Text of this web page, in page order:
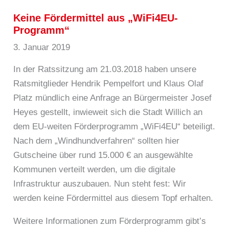
Keine Fördermittel aus „WiFi4EU-
Programm“
3. Januar 2019
In der Ratssitzung am 21.03.2018 haben unsere
Ratsmitglieder Hendrik Pempelfort und Klaus Olaf
Platz mündlich eine Anfrage an Bürgermeister Josef
Heyes gestellt, inwieweit sich die Stadt Willich an
dem EU-weiten Förderprogramm „WiFi4EU“ beteiligt.
Nach dem „Windhundverfahren“ sollten hier
Gutscheine über rund 15.000 € an ausgewählte
Kommunen verteilt werden, um die digitale
Infrastruktur auszubauen. Nun steht fest: Wir
werden keine Fördermittel aus diesem Topf erhalten.
Weitere Informationen zum Förderprogramm gibt’s